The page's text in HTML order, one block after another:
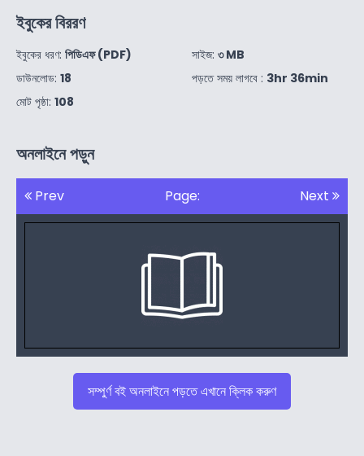
ইবুকের বিররণ
ইবুকের ধরণ: পিডিএফ (PDF)
ডাউনলোড: 18
মোট পৃষ্ঠা: 108
সাইজ: ৩ MB
পড়তে সময় লাগবে : 3hr 36min
অনলাইনে পড়ুন
Prev Page: Next
সম্পুর্ণ বই অনলাইনে পড়তে এখানে ক্লিক করুণ